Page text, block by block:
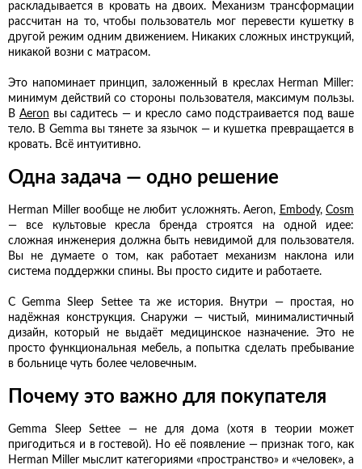
раскладывается в кровать на двоих. Механизм трансформации
рассчитан на то, чтобы пользователь мог перевести кушетку в
другой режим одним движением. Никаких сложных инструкций,
никакой возни с матрасом.
Это напоминает принцип, заложенный в креслах Herman Miller:
минимум действий со стороны пользователя, максимум пользы.
В Aeron вы садитесь — и кресло само подстраивается под ваше
тело. В Gemma вы тянете за язычок — и кушетка превращается в
кровать. Всё интуитивно.
Одна задача — одно решение
Herman Miller вообще не любит усложнять. Aeron, Embody, Cosm
— все культовые кресла бренда строятся на одной идее:
сложная инженерия должна быть невидимой для пользователя.
Вы не думаете о том, как работает механизм наклона или
система поддержки спины. Вы просто сидите и работаете.
С Gemma Sleep Settee та же история. Внутри — простая, но
надёжная конструкция. Снаружи — чистый, минималистичный
дизайн, который не выдаёт медицинское назначение. Это не
просто функциональная мебель, а попытка сделать пребывание
в больнице чуть более человечным.
Почему это важно для покупателя
Gemma Sleep Settee — не для дома (хотя в теории может
пригодиться и в гостевой). Но её появление — признак того, как
Herman Miller мыслит категориями «пространство» и «человек», а